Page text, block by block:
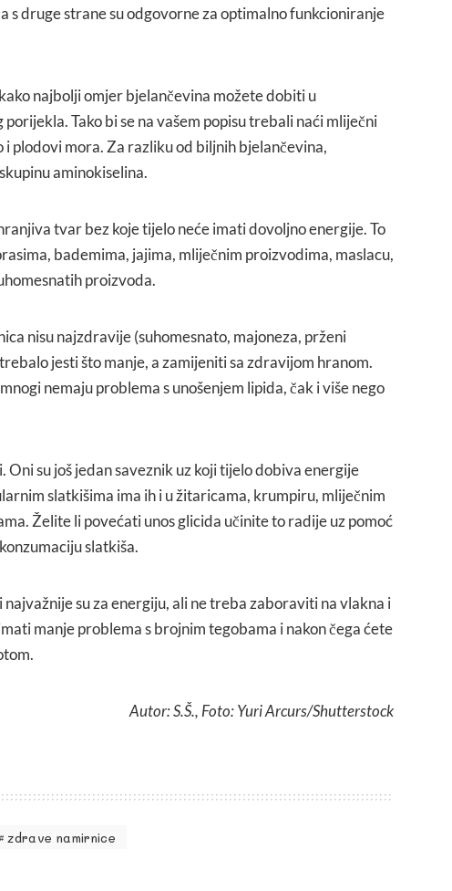
s druge strane su odgovorne za optimalno funkcioniranje
najbolji omjer bjelančevina možete dobiti u
Tako bi se na vašem popisu trebali naći mliječni
i plodovi mora. Za razliku od biljnih bjelančevina,
aminokiselina.
tvar bez koje tijelo neće imati dovoljno energije. To
bademima, jajima, mliječnim proizvodima, maslacu,
proizvoda.
nisu najzdravije (suhomesnato, majoneza, prženi
jesti što manje, a zamijeniti sa zdravijom hranom.
nemaju problema s unošenjem lipida, čak i više nego
Oni su još jedan saveznik uz koji tijelo dobiva energije
slatkišima ima ih i u žitaricama, krumpiru, mliječnim
Želite li povećati unos glicida učinite to radije uz pomoć
slatkiša.
su za energiju, ali ne treba zaboraviti na vlakna i
manje problema s brojnim tegobama i nakon čega ćete
Autor: S.Š., Foto: Yuri Arcurs/Shutterstock
zdrave namirnice